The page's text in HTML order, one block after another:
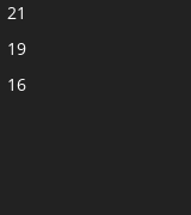
21
19
16